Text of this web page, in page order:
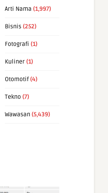
Arti Nama (1,997)
Bisnis (252)
Fotografi (1)
Kuliner (1)
Otomotif (4)
Tekno (7)
Wawasan (5,439)